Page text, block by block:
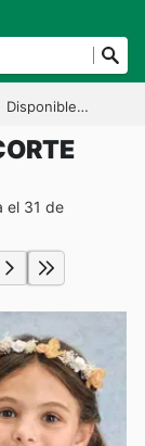
Disponible hasta el 31/12/2026
el 31 de